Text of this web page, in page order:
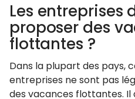
Les entreprises
proposer des
flottantes ?
Dans la plupart des pays,
entreprises ne sont pas
des vacances flottantes.